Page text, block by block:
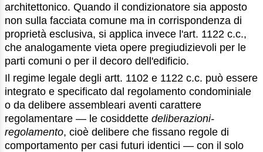
architettonico. Quando il condizionatore sia apposto
non sulla facciata comune ma in corrispondenza di
proprietà esclusiva, si applica invece l'art. 1122 c.c.,
che analogamente vieta opere pregiudizievoli per le
parti comuni o per il decoro dell'edificio.
Il regime legale degli artt. 1102 e 1122 c.c. può essere
integrato e specificato dal regolamento condominiale
o da delibere assembleari aventi carattere
regolamentare — le cosiddette deliberazioni-
regolamento, cioè delibere che fissano regole di
comportamento per casi futuri identici — con il solo